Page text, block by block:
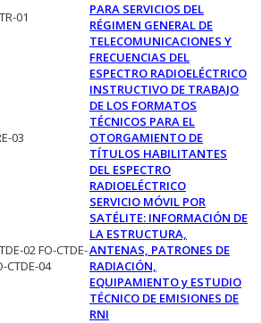
01
PARA SERVICIOS DEL
RÉGIMEN GENERAL DE
TELECOMUNICACIONES Y
FRECUENCIAS DEL
ESPECTRO RADIOELÉCTRICO
03
INSTRUCTIVO DE TRABAJO
DE LOS FORMATOS
TÉCNICOS PARA EL
OTORGAMIENTO DE
TÍTULOS HABILITANTES
DEL ESPECTRO
RADIOELÉCTRICO
02 FO-CTDE-
CTDE-04
SERVICIO MÓVIL POR
SATÉLITE: INFORMACIÓN DE
LA ESTRUCTURA,
ANTENAS, PATRONES DE
RADIACIÓN,
EQUIPAMIENTO y ESTUDIO
TÉCNICO DE EMISIONES DE
RNI